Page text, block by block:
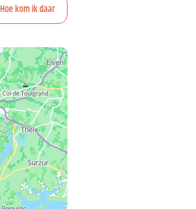
Hoe kom ik daar